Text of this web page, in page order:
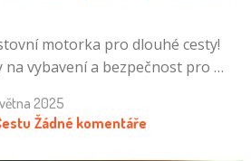
motorka pro dlouhé cesty!
vybavení a bezpečnost pro …
2025
Žádné komentáře